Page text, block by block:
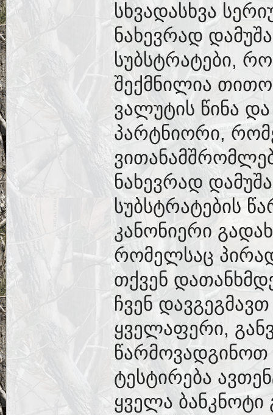
სხვადასხვა
ნახევრად
სუბსტრატები,
შექმნილია
ვალუტის წინა და
პარტნიორი,
ნახევრად
სუბსტრატების
კანონიერი
რომელსაც
თქვენ
ჩვენ
ყველაფერი,
ტესტირება
ყველა ბანკნოტი